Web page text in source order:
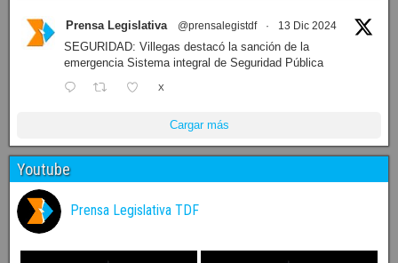
Prensa Legislativa @prensalegistdf · 13 Dic 2024
SEGURIDAD: Villegas destacó la sanción de la
emergencia Sistema integral de Seguridad Pública
X
Cargar más
Youtube
Prensa Legislativa TDF